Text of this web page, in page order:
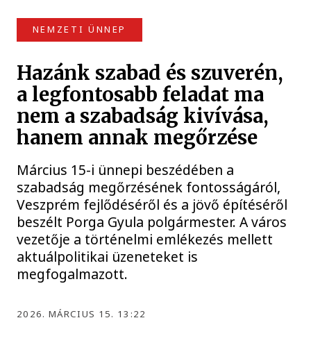
NEMZETI ÜNNEP
Hazánk szabad és szuverén,
a legfontosabb feladat ma
nem a szabadság kivívása,
hanem annak megőrzése
Március 15-i ünnepi beszédében a
szabadság megőrzésének fontosságáról,
Veszprém fejlődéséről és a jövő építéséről
beszélt Porga Gyula polgármester. A város
vezetője a történelmi emlékezés mellett
aktuálpolitikai üzeneteket is
megfogalmazott.
2026. MÁRCIUS 15. 13:22